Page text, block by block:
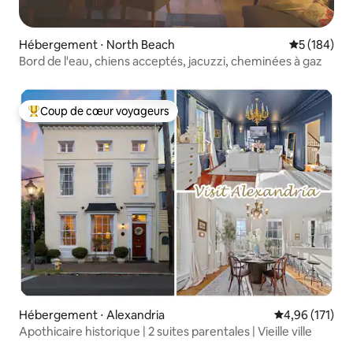
Hébergement ⋅ North Beach Évaluation
5 (184)
Bord de l'eau, chiens acceptés, jacuzzi, cheminées à gaz
Coups de cœur voyageurs les plus appréciés
Coup de cœur voyageurs
Hébergement ⋅ Alexandria Évaluation
4,96 (171)
Apothicaire historique | 2 suites parentales | Vieille ville